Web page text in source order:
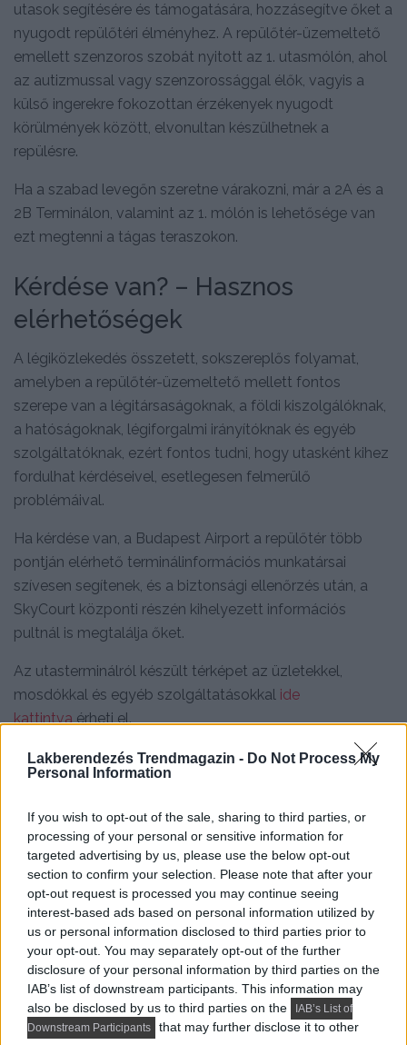
Lakberendezés Trendmagazin - Do Not Process My
Personal Information
If you wish to opt-out of the sale, sharing to third parties, or
processing of your personal or sensitive information for
targeted advertising by us, please use the below opt-out
section to confirm your selection. Please note that after your
opt-out request is processed you may continue seeing
interest-based ads based on personal information utilized by
us or personal information disclosed to third parties prior to
your opt-out. You may separately opt-out of the further
disclosure of your personal information by third parties on the
IAB’s list of downstream participants. This information may
also be disclosed by us to third parties on the
IAB’s List of
Downstream Participants
that may further disclose it to other
utasok segítésére és támogatására, hozzásegítve őket a
nyugodt repülőtéri élményhez. A repülőtér-üzemeltető
emellett szenzoros szobát nyitott az 1. utasmólón, ahol
az autizmussal vagy szenzorossággal élők, vagyis a
külső ingerekre fokozottan érzékenyek nyugodt
körülmények között, elvonultan készülhetnek a
repülésre.
Ha a szabad levegőn szeretne várakozni, már a 2A és a
2B Terminálon, valamint az 1. mólón is lehetősége van
ezt megtenni a tágas teraszokon.
Kérdése van? – Hasznos
elérhetőségek
A légiközlekedés összetett, sokszereplős folyamat,
amelyben a repülőtér-üzemeltető mellett fontos
szerepe van a légitársaságoknak, a földi kiszolgálóknak,
a hatóságoknak, légiforgalmi irányítóknak és egyéb
szolgáltatóknak, ezért fontos tudni, hogy utasként kihez
fordulhat kérdéseivel, esetlegesen felmerülő
problémáival.
Ha kérdése van, a Budapest Airport a repülőtér több
pontján elérhető terminálinformációs munkatársai
szívesen segítenek, és a biztonsági ellenőrzés után, a
SkyCourt központi részén kihelyezett információs
pultnál is megtalálja őket.
Az utasterminálról készült térképet az üzletekkel,
mosdókkal és egyéb szolgáltatásokkal ide
kattintvaérheti el.
Járattörlések és késésekesetén forduljon a
légitársasághoz. A légitársaságok elérhetősége:
ok/jaratok/legitarsasagok
Elveszett vagy későn érkező poggyász
A később érkező vagy elveszett poggyászok
kezelésében az adott légitársaság földi kiszolgáló
partnere az illetékes. Általánosságban igaz, hogy ha
poggyásza lemaradt az ön járatáról, akkor azt a
következő, az önével mind induló állomás, mind
légitársaság tekintetében megegyező járattal küldik